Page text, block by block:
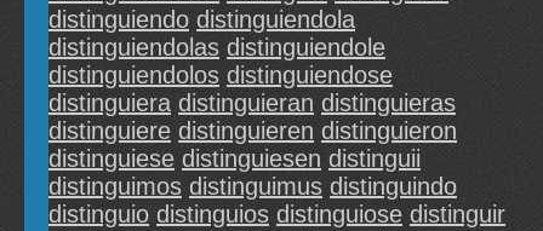
distinguiendo distinguiendola
distinguiendolas distinguiendole
distinguiendolos distinguiendose
distinguiera distinguieran distinguieras
distinguiere distinguieren distinguieron
distinguiese distinguiesen distinguii
distinguimos distinguimus distinguindo
distinguio distinguios distinguiose distinguir